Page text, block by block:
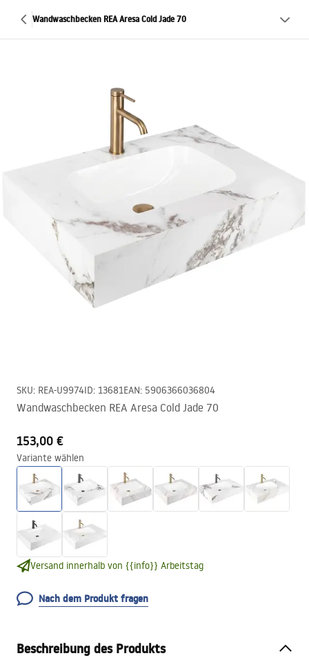
Wandwaschbecken REA Aresa Cold Jade 70
SKU: REA-U9974ID: 13681EAN: 5906366036804
Wandwaschbecken REA Aresa Cold Jade 70
153,00 €
Variante wählen
Versand innerhalb von {{info}} Arbeitstag
Nach dem Produkt fragen
Beschreibung des Produkts